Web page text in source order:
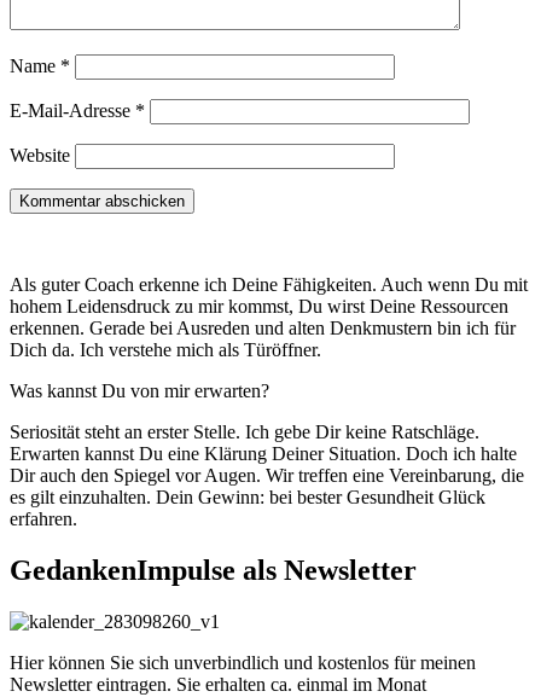
Name *
E-Mail-Adresse *
Website
Als guter Coach erkenne ich Deine Fähigkeiten. Auch wenn Du mit
hohem Leidensdruck zu mir kommst, Du wirst Deine Ressourcen
erkennen. Gerade bei Ausreden und alten Denkmustern bin ich für
Dich da. Ich verstehe mich als Türöffner.
Was kannst Du von mir erwarten?
Seriosität steht an erster Stelle. Ich gebe Dir keine Ratschläge.
Erwarten kannst Du eine Klärung Deiner Situation. Doch ich halte
Dir auch den Spiegel vor Augen. Wir treffen eine Vereinbarung, die
es gilt einzuhalten. Dein Gewinn: bei bester Gesundheit Glück
erfahren.
GedankenImpulse als Newsletter
Hier können Sie sich unverbindlich und kostenlos für meinen
Newsletter eintragen. Sie erhalten ca. einmal im Monat